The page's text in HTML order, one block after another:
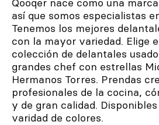
Qooqer nace como una
así que somos especialistas
Tenemos los mejores
con la mayor variedad. Elige
colección de delantales
grandes chef con estrellas
Hermanos Torres. Prendas
profesionales de la cocina,
y de gran calidad.
varidad de colores.